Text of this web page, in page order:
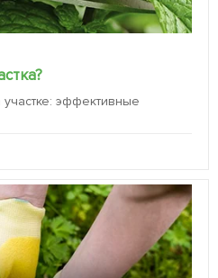
участке: эффективные